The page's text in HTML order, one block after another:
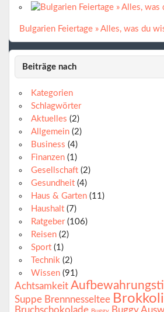
Bulgarien Feiertage » Alles, was du
Beiträge nach
Kategorien
Schlagwörter
Aktuelles (2)
Allgemein (2)
Business (4)
Finanzen (1)
Gesellschaft (2)
Gesundheit (4)
Haus & Garten (11)
Haushalt (7)
Ratgeber(106)
Reisen (2)
Sport (1)
Technik (2)
Wissen (91)
Achtsamkeit
Suppe Brennnesseltee
Bruchschokolade Buggy